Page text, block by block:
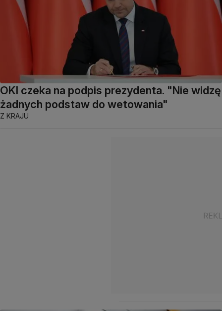
OKI czeka na podpis prezydenta. "Nie widzę
żadnych podstaw do wetowania"
Z KRAJU